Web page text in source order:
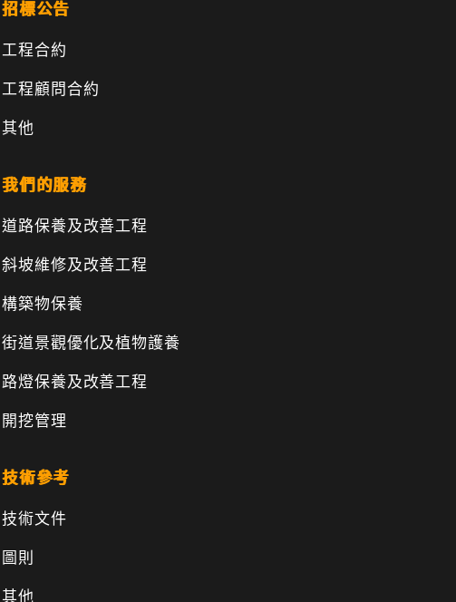
招標公告
工程合約
工程顧問合約
其他
我們的服務
道路保養及改善工程
斜坡維修及改善工程
構築物保養
街道景觀優化及植物護養
路燈保養及改善工程
開挖管理
技術參考
技術文件
圖則
其他